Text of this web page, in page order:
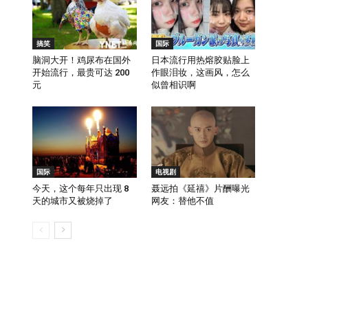
搞笑
脑洞大开！鸡尿布在国外
开始流行，最贵可达 200
元
国际
日本流行用热熔胶贴脸上
作眼泪妆，这画风，怎么
似曾相识啊
国际
今天，这个每年只出现 8
天的城市又被烧掉了
电视剧
聂远拍《延禧》片酬曝光
网友：替他不值